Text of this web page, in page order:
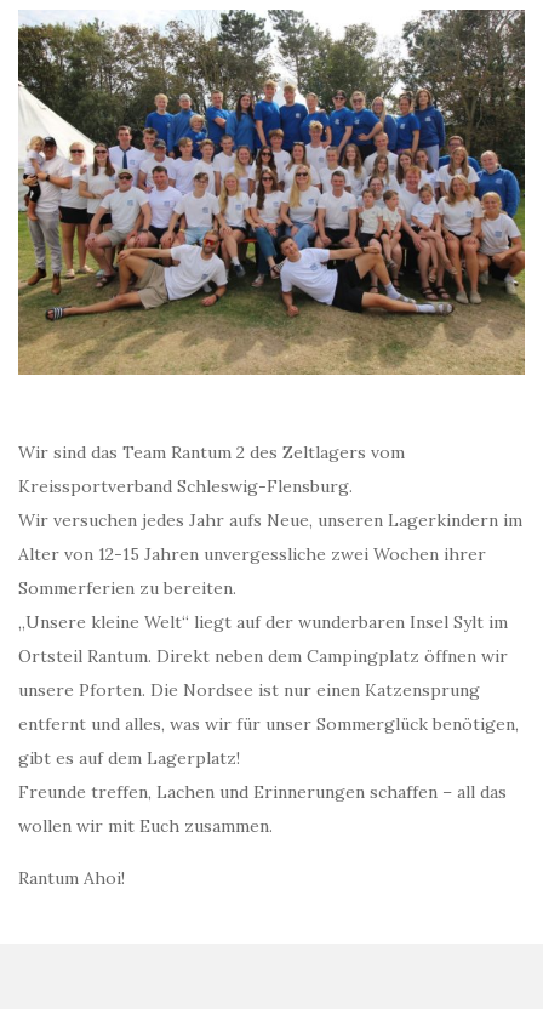
Wir sind das Team Rantum 2 des Zeltlagers vom
Kreissportverband Schleswig-Flensburg.
Wir versuchen jedes Jahr aufs Neue, unseren Lagerkindern im
Alter von 12-15 Jahren unvergessliche zwei Wochen ihrer
Sommerferien zu bereiten.
„Unsere kleine Welt“ liegt auf der wunderbaren Insel Sylt im
Ortsteil Rantum. Direkt neben dem Campingplatz öffnen wir
unsere Pforten. Die Nordsee ist nur einen Katzensprung
entfernt und alles, was wir für unser Sommerglück benötigen,
gibt es auf dem Lagerplatz!
Freunde treffen, Lachen und Erinnerungen schaffen – all das
wollen wir mit Euch zusammen.
Rantum Ahoi!